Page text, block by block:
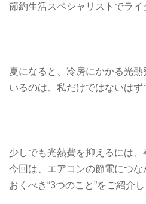
節約生活スペシャリストでライ
夏になると、冷房にかかる光
いるのは、私だけではないはず
少しでも光熱費を抑えるには、
今回は、エアコンの節電につ
おくべき“3つのこと”をご紹介し